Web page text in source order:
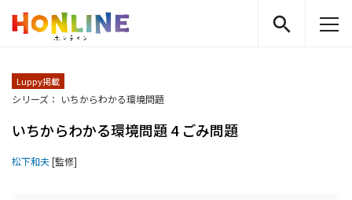
Luppy掲載
シリーズ： いちからわかる環境問題
いちからわかる環境問題 4 ごみ問題
松下和夫[監修]